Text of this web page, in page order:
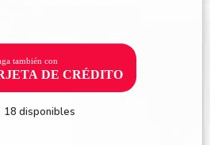
18 disponibles